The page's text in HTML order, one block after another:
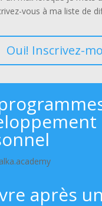
vous à ma liste de
Oui! Inscrivez-
après